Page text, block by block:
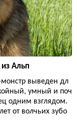
Альп
монстр выведен дл
умный и поч
одним взглядом.
от волчьих зубо